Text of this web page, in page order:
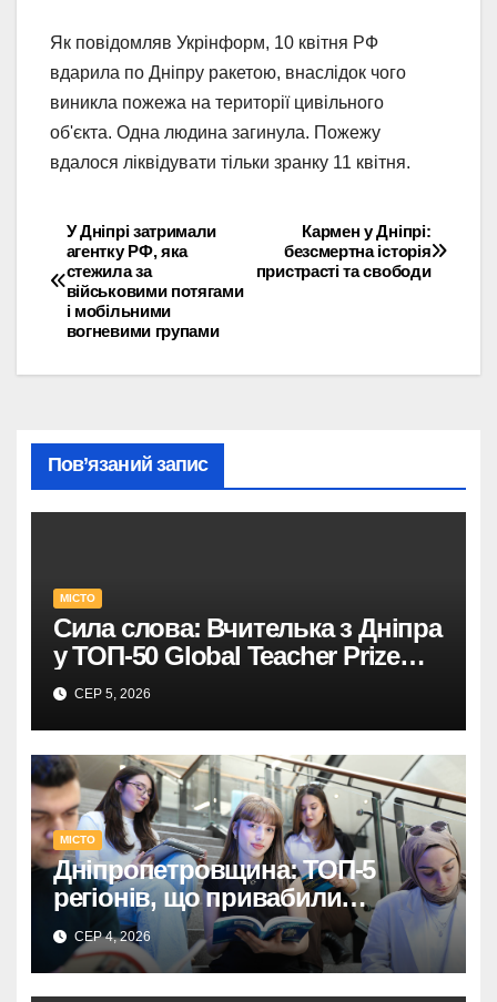
Як повідомляв Укрінформ, 10 квітня РФ
вдарила по Дніпру ракетою, внаслідок чого
виникла пожежа на території цивільного
об'єкта. Одна людина загинула. Пожежу
вдалося ліквідувати тільки зранку 11 квітня.
Навігація
записів
Кармен у Дніпрі:
безсмертна історія
пристрасті та свободи
У Дніпрі затримали
агентку РФ, яка
стежила за
військовими потягами
і мобільними
вогневими групами
Пов’язаний запис
МІСТО
Сила слова: Вчителька з Дніпра
у ТОП-50 Global Teacher Prize
Ukraine
СЕР 5, 2026
МІСТО
Дніпропетровщина: ТОП-5
регіонів, що привабили
абітурієнтів
СЕР 4, 2026